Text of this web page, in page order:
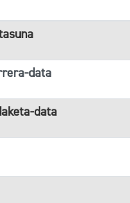
data
data